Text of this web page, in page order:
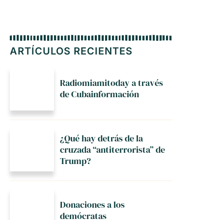
ARTÍCULOS RECIENTES
Radiomiamitoday a través
de Cubainformación
¿Qué hay detrás de la
cruzada “antiterrorista” de
Trump?
Donaciones a los
demócratas